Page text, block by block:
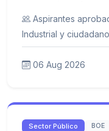
Aspirantes
Industrial y
06 Aug 2026
Sector Público BOE